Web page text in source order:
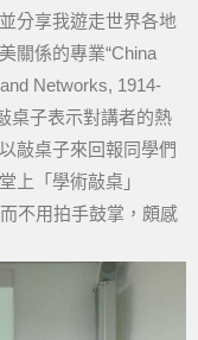
分享我遊走世界各地
關係的專業“China
Networks, 1914-
桌子表示對講者的熱
敲桌子來回報同學們
上「學術敲桌」
不用拍手鼓掌，頗感